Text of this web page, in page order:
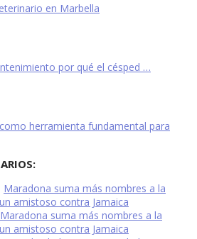
en Marbella
por qué el césped …
herramienta fundamental para
Maradona suma más nombres a la
amistoso contra Jamaica
Maradona suma más nombres a la
amistoso contra Jamaica